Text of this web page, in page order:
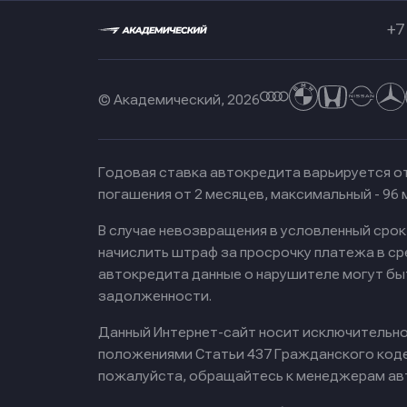
© Академический, 2026
Годовая ставка автокредита варьируется
погашения от 2 месяцев, максимальный -
В случае невозвращения в условленный
начислить штраф за просрочку платежа в
автокредита данные о нарушителе могут
задолженности.
Данный Интернет-сайт носит
положениями Статьи 437 Гражданского
пожалуйста, обращайтесь к менеджерам